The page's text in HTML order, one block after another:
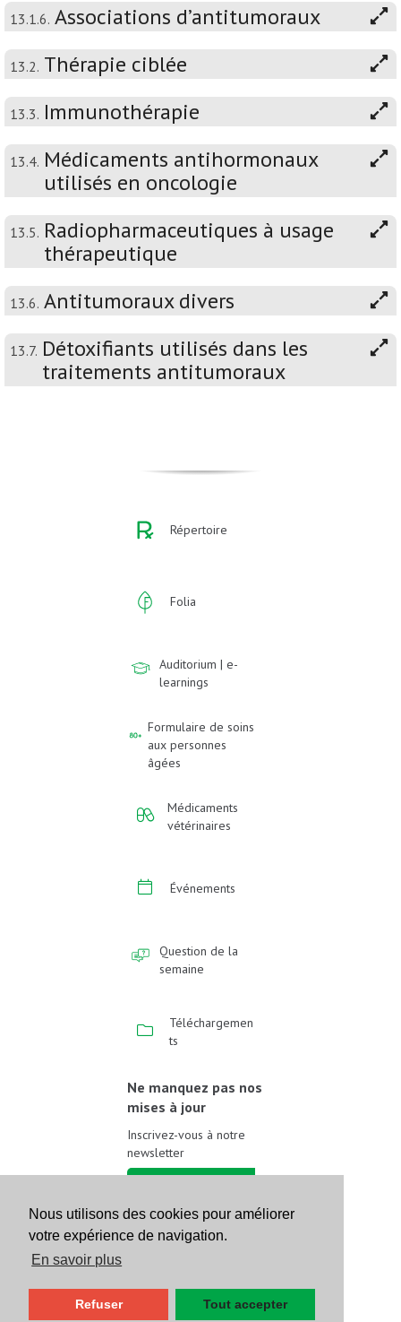
Nous utilisons des cookies pour améliorer
votre expérience de navigation.
En savoir plus
Refuser Tout accepter
13.1.6. Associations d’antitumoraux
13.2. Thérapie ciblée
13.3. Immunothérapie
13.4. Médicaments antihormonaux
utilisés en oncologie
13.5. Radiopharmaceutiques à usage
thérapeutique
13.6. Antitumoraux divers
13.7. Détoxifiants utilisés dans les
traitements antitumoraux
Répertoire
Folia
Auditorium | e-
learnings
Formulaire de soins
aux personnes
âgées
Médicaments
vétérinaires
Événements
Question de la
semaine
Téléchargemen
ts
Ne manquez pas nos
mises à jour
Inscrivez-vous à notre
newsletter
Suivez-nous sur les